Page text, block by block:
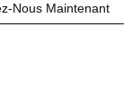
Nous Maintenant